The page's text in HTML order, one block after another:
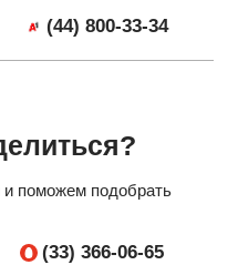
(44) 800-33-34
и поможем подобрать
(33) 366-06-65